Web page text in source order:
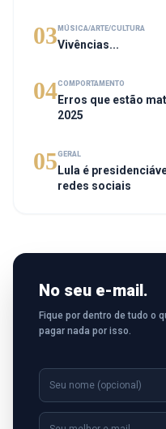
03 MÚSICA/ARTE/CULTURA
Vivências...
04COMPORTAMENTO
Erros que estão
2025
05GERAL
Lula é
redes sociais
No seu e-mail.
Fique por dentro de tudo o
pagar nada por isso.